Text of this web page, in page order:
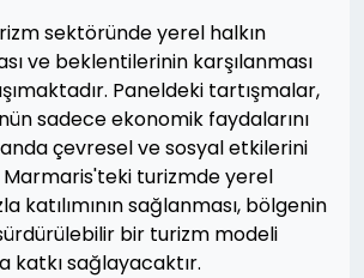
sektöründe yerel halkın
ve beklentilerinin karşılanması
Paneldeki tartışmalar,
sadece ekonomik faydalarını
çevresel ve sosyal etkilerini
Marmaris'teki turizmde yerel
katılımının sağlanması, bölgenin
bir turizm modeli
katkı sağlayacaktır.